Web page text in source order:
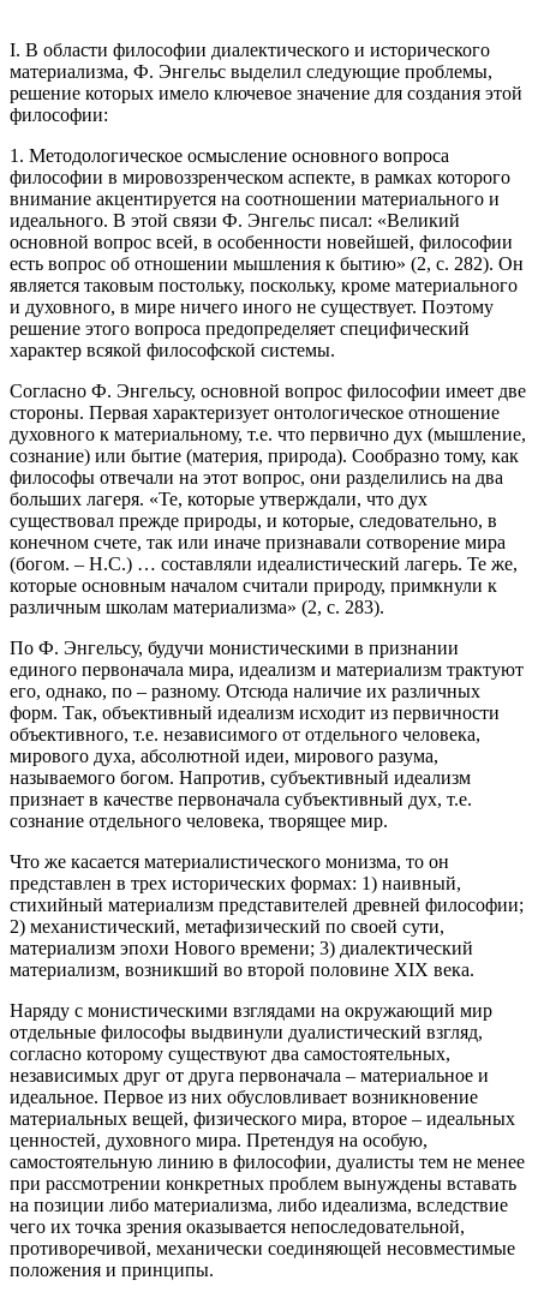
I. В области философии диалектического и исторического
материализма, Ф. Энгельс выделил следующие проблемы,
решение которых имело ключевое значение для создания этой
философии:
1. Методологическое осмысление основного вопроса
философии в мировоззренческом аспекте, в рамках которого
внимание акцентируется на соотношении материального и
идеального. В этой связи Ф. Энгельс писал: «Великий
основной вопрос всей, в особенности новейшей, философии
есть вопрос об отношении мышления к бытию» (2, с. 282). Он
является таковым постольку, поскольку, кроме материального
и духовного, в мире ничего иного не существует. Поэтому
решение этого вопроса предопределяет специфический
характер всякой философской системы.
Согласно Ф. Энгельсу, основной вопрос философии имеет две
стороны. Первая характеризует онтологическое отношение
духовного к материальному, т.е. что первично дух (мышление,
сознание) или бытие (материя, природа). Сообразно тому, как
философы отвечали на этот вопрос, они разделились на два
больших лагеря. «Те, которые утверждали, что дух
существовал прежде природы, и которые, следовательно, в
конечном счете, так или иначе признавали сотворение мира
(богом. – Н.С.) … составляли идеалистический лагерь. Те же,
которые основным началом считали природу, примкнули к
различным школам материализма» (2, с. 283).
По Ф. Энгельсу, будучи монистическими в признании
единого первоначала мира, идеализм и материализм трактуют
его, однако, по – разному. Отсюда наличие их различных
форм. Так, объективный идеализм исходит из первичности
объективного, т.е. независимого от отдельного человека,
мирового духа, абсолютной идеи, мирового разума,
называемого богом. Напротив, субъективный идеализм
признает в качестве первоначала субъективный дух, т.е.
сознание отдельного человека, творящее мир.
Что же касается материалистического монизма, то он
представлен в трех исторических формах: 1) наивный,
стихийный материализм представителей древней философии;
2) механистический, метафизический по своей сути,
материализм эпохи Нового времени; 3) диалектический
материализм, возникший во второй половине XIX века.
Наряду с монистическими взглядами на окружающий мир
отдельные философы выдвинули дуалистический взгляд,
согласно которому существуют два самостоятельных,
независимых друг от друга первоначала – материальное и
идеальное. Первое из них обусловливает возникновение
материальных вещей, физического мира, второе – идеальных
ценностей, духовного мира. Претендуя на особую,
самостоятельную линию в философии, дуалисты тем не менее
при рассмотрении конкретных проблем вынуждены вставать
на позиции либо материализма, либо идеализма, вследствие
чего их точка зрения оказывается непоследовательной,
противоречивой, механически соединяющей несовместимые
положения и принципы.